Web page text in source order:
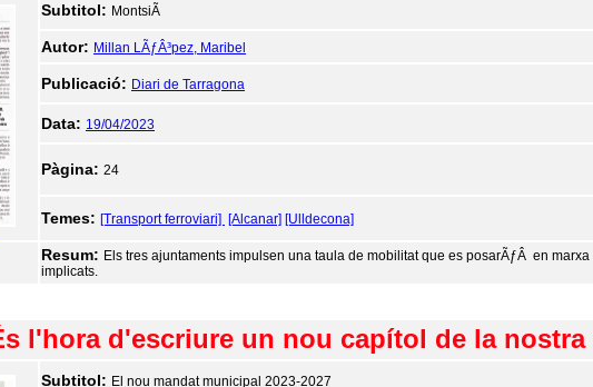
Subtitol: MontsiÃ
Autor: Millan LÃƒÂ³pez, Maribel
Publicació: Diari de Tarragona
Data: 19/04/2023
Pàgina: 24
Temes: [Transport ferroviari] [Alcanar] [Ulldecona]
Resum: Els tres ajuntaments impulsen una taula de mobilitat que es posarÃƒÂ en
implicats.
l'hora d'escriure un nou capítol de la
Subtitol: El nou mandat municipal 2023-2027